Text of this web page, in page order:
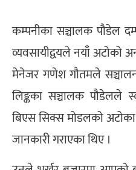
कम्पनीका सञ्चालक पौडेल
व्यवसायीद्वयले नयाँ अटोको
मेनेजर गणेश गौतमले सञ्चालन
लिङ्कका सञ्चालक पौडेलले
बिएस सिक्स मोडलको अटोका
जानकारी गराएका थिए ।